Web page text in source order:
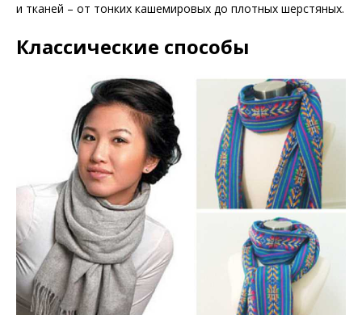
и тканей – от тонких кашемировых до плотных шерстяных.
Классические способы